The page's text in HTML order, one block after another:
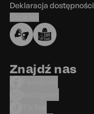
Deklaracja dostępności
Znajdź nas